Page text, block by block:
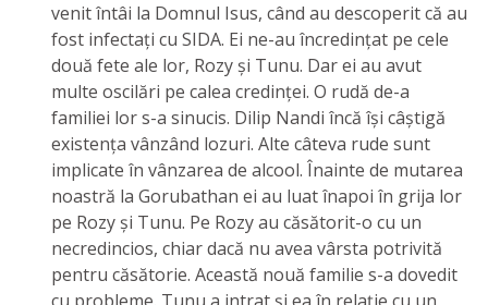
venit întâi la Domnul Isus, când au descoperit că au
fost infectați cu SIDA. Ei ne-au încredințat pe cele
două fete ale lor, Rozy și Tunu. Dar ei au avut
multe oscilări pe calea credinței. O rudă de-a
familiei lor s-a sinucis. Dilip Nandi încă își câștigă
existența vânzând lozuri. Alte câteva rude sunt
implicate în vânzarea de alcool. Înainte de mutarea
noastră la Gorubathan ei au luat înapoi în grija lor
pe Rozy și Tunu. Pe Rozy au căsătorit-o cu un
necredincios, chiar dacă nu avea vârsta potrivită
pentru căsătorie. Această nouă familie s-a dovedit